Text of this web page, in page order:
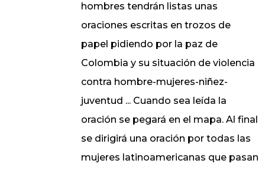
hombres tendrán listas unas
oraciones escritas en trozos de
papel pidiendo por la paz de
Colombia y su situación de violencia
contra hombre-mujeres-niñez-
juventud ... Cuando sea leída la
oración se pegará en el mapa. Al final
se dirigirá una oración por todas las
mujeres latinoamericanas que pasan